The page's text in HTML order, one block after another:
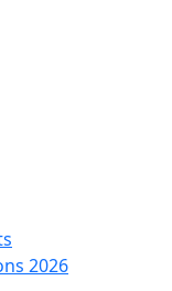
2026